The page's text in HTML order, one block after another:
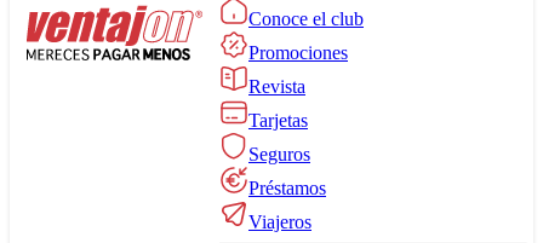
Conoce el club
Promociones
Revista
Tarjetas
Seguros
Préstamos
Viajeros